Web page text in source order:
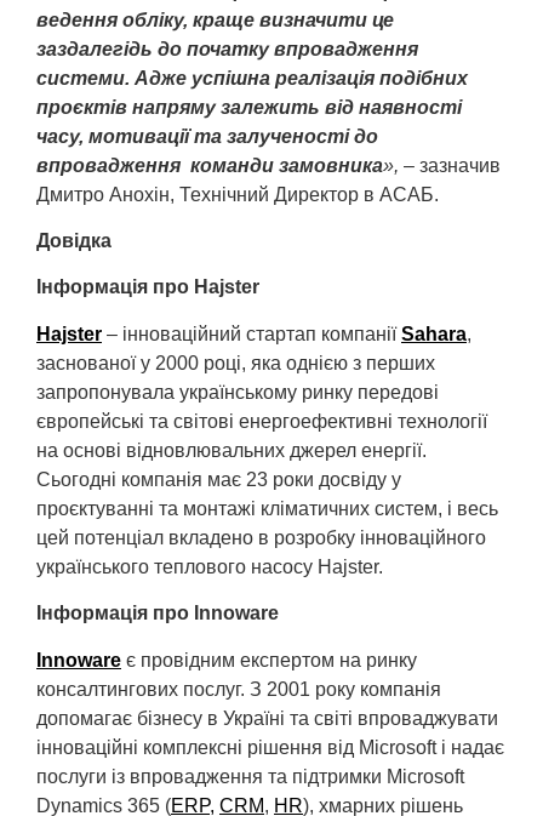
ведення обліку, краще визначити це
заздалегідь до початку впровадження
системи. Адже успішна реалізація подібних
проєктів напряму залежить від наявності
часу, мотивації та залученості до
впровадження команди замовника», – зазначив
Дмитро Анохін, Технічний Директор в АСАБ.
Довідка
Інформація про Hajster
Hajster – інноваційний стартап компаніїSahara,
заснованої у 2000 році, яка однією з перших
запропонувала українському ринку передові
європейські та світові енергоефективні технології
на основі відновлювальних джерел енергії.
Сьогодні компанія має 23 роки досвіду у
проєктуванні та монтажі кліматичних систем, і весь
цей потенціал вкладено в розробку інноваційного
українського теплового насосу Hajster.
Інформація про Innoware
Innoware є провідним експертом на ринку
консалтингових послуг. З 2001 року компанія
допомагає бізнесу в Україні та світі впроваджувати
інноваційні комплексні рішення від Microsoft і надає
послуги із впровадження та підтримки Microsoft
Dynamics 365 (ERP, CRM, НR), хмарних рішень